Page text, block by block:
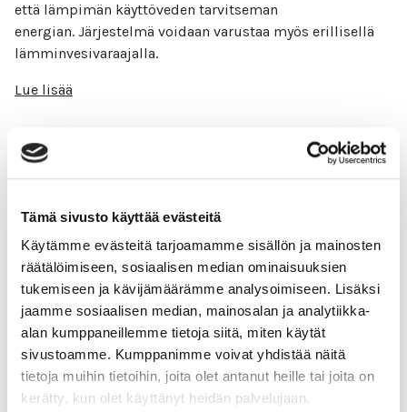
Tämä sivusto käyttää evästeitä
Käytämme evästeitä tarjoamamme sisällön ja mainosten
räätälöimiseen, sosiaalisen median ominaisuuksien
tukemiseen ja kävijämäärämme analysoimiseen. Lisäksi
jaamme sosiaalisen median, mainosalan ja analytiikka-
alan kumppaneillemme tietoja siitä, miten käytät
sivustoamme. Kumppanimme voivat yhdistää näitä
tietoja muihin tietoihin, joita olet antanut heille tai joita on
kerätty, kun olet käyttänyt heidän palvelujaan.
että lämpimän käyttöveden tarvitseman
energian. Järjestelmä voidaan varustaa myös erillisellä
lämminvesivaraajalla.
Lue lisää
Eniten energiaa kuluu kiinteistöissä
juuri lämmittämiseen. Siihen kuluu noin puolet
kiinteistön käyttämästä energiasta. Se tarkoittaa sitä,
että siinä voidaan myös tehdä vaikuttavia
energiatehokkuustoimia.
Lue lisää